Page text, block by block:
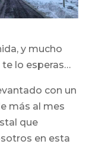
y mucho
lo esperas…
con un
más al mes
que
en esta